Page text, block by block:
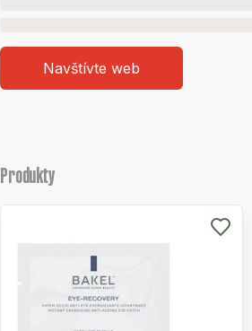
Navštívte web
Produkty